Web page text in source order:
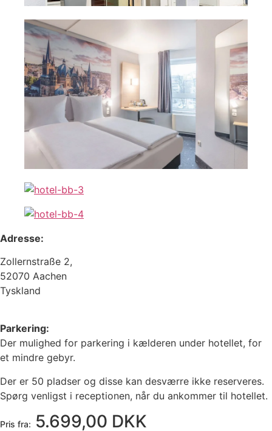
Adresse:
Zollernstraße 2,
52070 Aachen
Tyskland
Parkering:
Der mulighed for parkering i kælderen under hotellet, for
et mindre gebyr.
Der er 50 pladser og disse kan desværre ikke reserveres.
Spørg venligst i receptionen, når du ankommer til hotellet.
Pris fra: 5.699,00 DKK